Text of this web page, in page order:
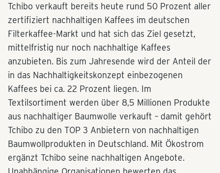
Tchibo verkauft bereits heute rund 50 Prozent aller
zertifiziert nachhaltigen Kaffees im deutschen
Filterkaffee-Markt und hat sich das Ziel gesetzt,
mittelfristig nur noch nachhaltige Kaffees
anzubieten. Bis zum Jahresende wird der Anteil der
in das Nachhaltigkeitskonzept einbezogenen
Kaffees bei ca. 22 Prozent liegen. Im
Textilsortiment werden über 8,5 Millionen Produkte
aus nachhaltiger Baumwolle verkauft – damit gehört
Tchibo zu den TOP 3 Anbietern von nachhaltigen
Baumwollprodukten in Deutschland. Mit Ökostrom
ergänzt Tchibo seine nachhaltigen Angebote.